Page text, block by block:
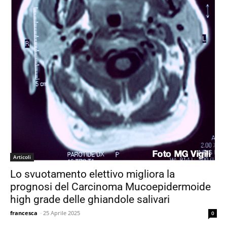
Articoli
Lo svuotamento elettivo migliora la
prognosi del Carcinoma Mucoepidermoide
high grade delle ghiandole salivari
francesca - 25 Aprile 2025 0